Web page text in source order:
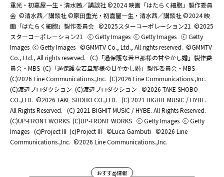
重光・初嘉屋一生・清水茜／講談社 ©2024 映画「はたらく細胞」製作委員
会 ©清水茜／講談社 ©原田重光・初嘉屋一生・清水茜／講談社 ©2024 映
画「はたらく細胞」製作委員会 ©2025スターコーポレーション21 ©2025
スターコーポレーション21
ⓒ Getty Images ⓒ Getty Images ⓒ Getty
Images ⓒ Getty Images ©GMMTV Co., Ltd., All rights reserved. ©GMMTV
Co., Ltd., All rights reserved. (C)「過保護な若旦那様の甘やかし婚」製作委
員会・MBS (C)「過保護な若旦那様の甘やかし婚」製作委員会・MBS
(C)2026 Line Communications.,Inc. (C)2026 Line Communications.,Inc.
(C)渡辺プロダクション (C)渡辺プロダクション ©2026 TAKE SHOBO
CO.,LTD. ©2026 TAKE SHOBO CO.,LTD. (C) 2021 BIGHIT MUSIC / HYBE.
All Rights Reserved. (C) 2021 BIGHIT MUSIC / HYBE. All Rights Reserved.
(C)UP-FRONT WORKS (C)UP-FRONT WORKS ⓒ Getty Images ⓒ Getty
Images (c)Project III (c)Project III ©Luca Gambuti ©2026 Line
Communications.,Inc. ©2026 Line Communications.,Inc.
おすすめ情報